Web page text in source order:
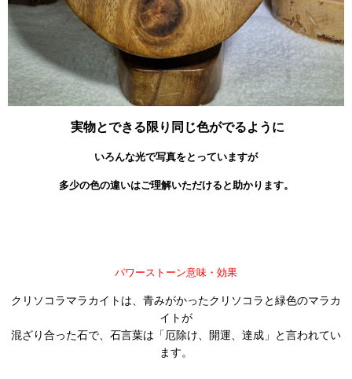
実物とできる限り同じ色がでるように
いろんな光で写真をとっていますが
多少の色の違いはご理解いただけると助かります。
パワーストーン意味・効果
クリソコラマラカイトは、青みがかったクリソコラと緑色のマラカ
イトが
混ざり合った石で、石言葉は「厄除け、開運、達成」と言われてい
ます。